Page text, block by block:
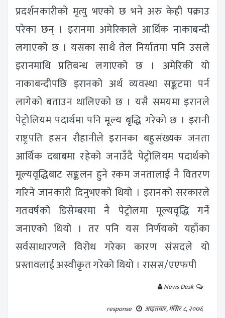
प्रदर्शनकारीको मृत्यु भएको छ भने अरु केही पक्राउ
परेका छन् । इरानमा अमेरिकाले आर्थिक नाकाबन्दी
लगाएको छ । यसका साथै तेल निर्यातमा पनि उसले
इरानमाथि प्रतिबन्ध लगाएको छ । अमेरिकी यो
नाकाबन्दीपछि इरानको अर्थ व्यवस्था सङ्कटमा पर्न
लागेको बताउन थालिएको छ । यसै समयमा इरानले
पेट्रोलियम पदार्थमा पनि मूल्य बृद्धि गरेको छ । इरानी
राष्ट्रपति हसन रौहानीले इरानका बहुसंख्यक जनता
आर्थिक दबाबमा रहेको जनाउँदै पेट्रोलियम पदार्थको
मूल्यवृद्धिबाट सङ्कलन हुने रकम जनतालाई नै वितरण
गरिने जानकारी दिनुभएको थियो । इरानको सरकारले
गतवर्षको डिसेम्बरमा नै पेट्रोलमा मूल्यवृद्धि गर्ने
जनाएको थियो । तर पनि यस निर्णयको यहाँका
सर्वसाधारणले विरोध गरेका कारण संसदले यो
प्रस्तावलाई अस्वीकृत गरेको थियो । रासस/एएफपी
News Desk
response
आइतवार, मंसिर ८, २०७६